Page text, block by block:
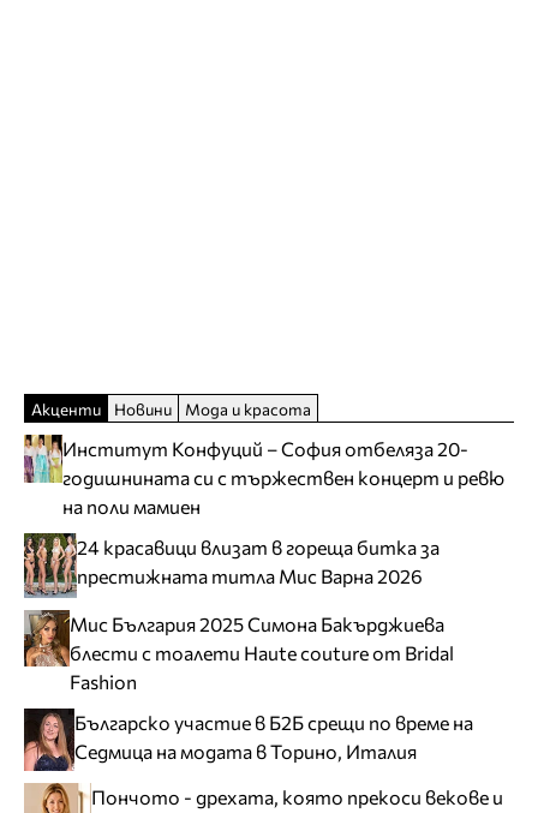
Акценти Новини Мода и красота
Институт Конфуций – София отбеляза 20-
годишнината си с тържествен концерт и ревю
на поли мамиен
24 красавици влизат в гореща битка за
престижната титла Мис Варна 2026
Мис България 2025 Симона Бакърджиева
блести с тоалети Haute couture от Bridal
Fashion
Българско участие в Б2Б срещи по време на
Седмица на модата в Торино, Италия
Пончото - дрехата, която прекоси векове и